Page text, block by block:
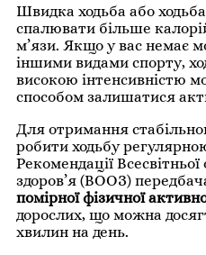
Швидка ходьба або
спалювати більше
м’язи. Якщо у вас немає
іншими видами спорту,
високою інтенсивністю
способом залишатися
Для отримання
робити ходьбу
Рекомендації Всесвітньої
здоров’я (ВООЗ)
помірної фізичної
дорослих, що можна
хвилин на день.